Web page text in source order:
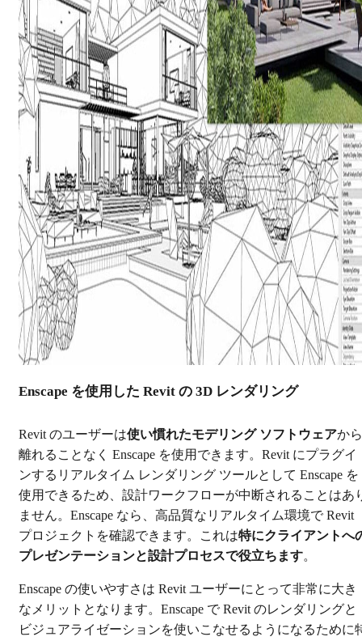
Enscape を使用した Revit の 3D レンダリング
Revit のユーザーは使い慣れたモデリング ソフトウェアから
離れることなく Enscape を使用できます。 Revit にプラグイ
ンするリアルタイム レンダリング ツールとして Enscape を
使用できるため、設計ワークフローが中断されることはあ
ません。Enscape なら、高品質なリアルタイム環境で Revit
プロジェクトを確認できます。これは特にクライアントへ
プレゼンテーションと設計プロセスで役立ちます。
Enscape の使いやすさは Revit ユーザーにとって非常に大き
なメリットとなります。Enscape で Revit のレンダリングと
ビジュアライゼーションを使いこなせるようになるために